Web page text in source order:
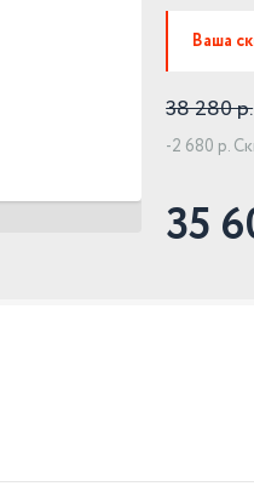
Ваша
38 280 р.
-2 680 р.
35